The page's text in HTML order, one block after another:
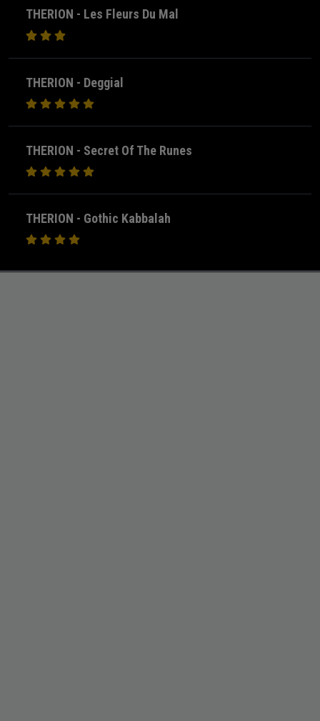
THERION - Les Fleurs Du Mal
THERION - Deggial
THERION - Secret Of The Runes
THERION - Gothic Kabbalah